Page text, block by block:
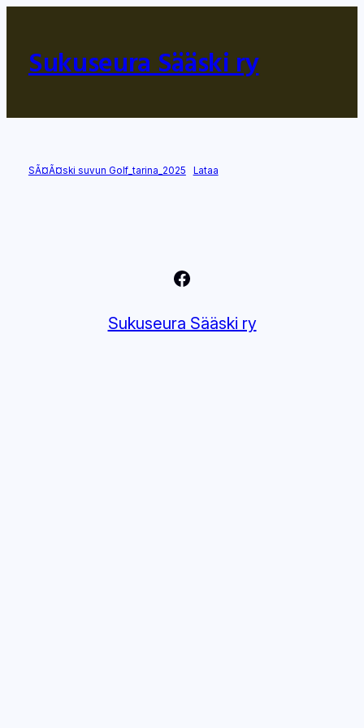
Sukuseura Sääski ry
SÃ¤Ã¤ski suvun Golf_tarina_2025 Lataa
Facebook
Sukuseura Sääski ry